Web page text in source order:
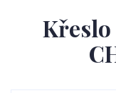
Křeslo